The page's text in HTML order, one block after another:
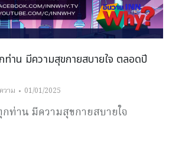
ท่าน มีความสุขกายสบายใจ ตลอดปี
วาม 01/01/2025
ท่าน มีความสุขกายสบายใจ